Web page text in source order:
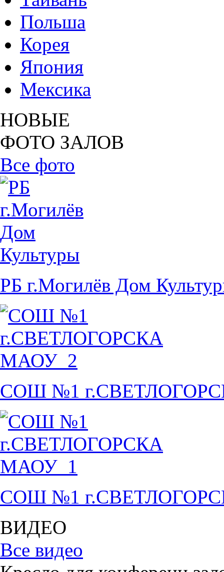
Польша
Корея
Япония
Мексика
НОВЫЕ
ФОТО ЗАЛОВ
Все фото
РБ г.Могилёв Дом
СОШ №1
СОШ №1
ВИДЕО
Все видео